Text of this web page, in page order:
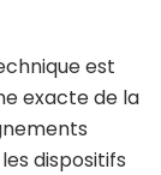
est
exacte de la
dispositifs